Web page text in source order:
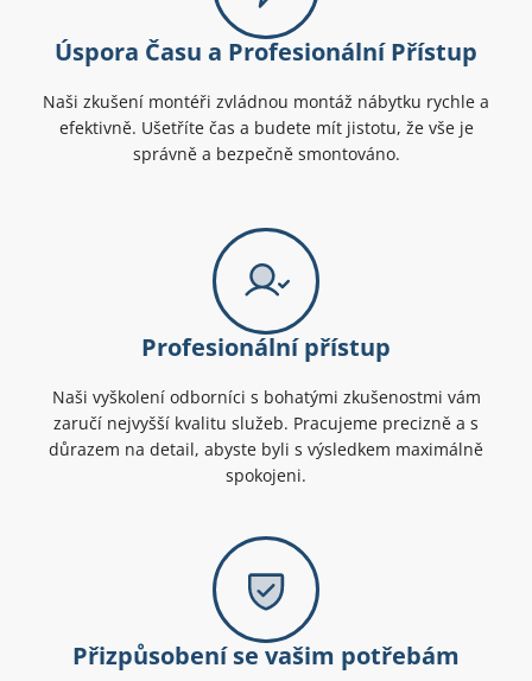
Úspora Času a Profesionální Přístup
Naši zkušení montéři zvládnou montáž nábytku rychle a
efektivně. Ušetříte čas a budete mít jistotu, že vše je
správně a bezpečně smontováno.
Profesionální přístup
Naši vyškolení odborníci s bohatými zkušenostmi vám
zaručí nejvyšší kvalitu služeb. Pracujeme precizně a s
důrazem na detail, abyste byli s výsledkem maximálně
spokojeni.
Přizpůsobení se vašim potřebám